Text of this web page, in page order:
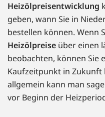
Heizölpreisentwicklung
geben, wann Sie in
bestellen können. Wenn
Heizölpreise über einen
beobachten, können Sie
Kaufzeitpunkt in Zukunft
allgemein kann man
vor Beginn der